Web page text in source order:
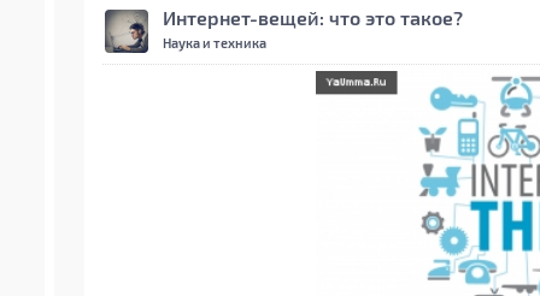
Интернет-вещей: что это такое?
Наука и техника